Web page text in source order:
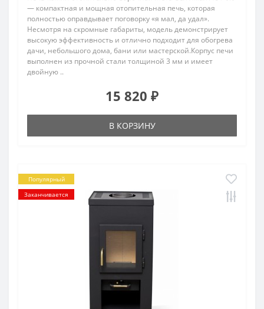
— компактная и мощная отопительная печь, которая
полностью оправдывает поговорку «я мал, да удал».
Несмотря на скромные габариты, модель демонстрирует
высокую эффективность и отлично подходит для обогрева
дачи, небольшого дома, бани или мастерской.Корпус печи
выполнен из прочной стали толщиной 3 мм и имеет
двойную ..
15 820 ₽
В КОРЗИНУ
Популярный
Заканчивается